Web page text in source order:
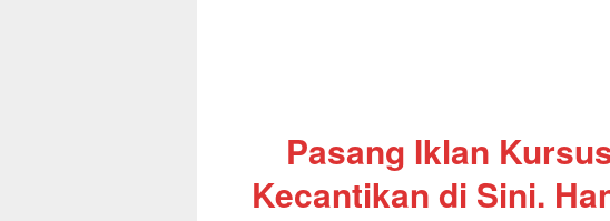
Pasang Iklan
Kecantikan di Sini.